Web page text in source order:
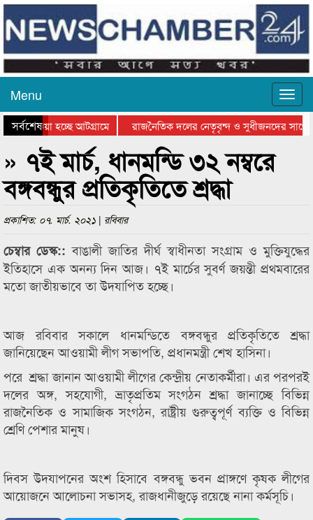
Menu
সর্বশেষ
যাওয়া হচ্ছে আটগ্রামে
রাজনৈতিক দলের নেতৃবৃন্দ ও সুধীজনদের সাথে
পুরস্কার বিতরণ সম্পন্ন
সিলেটে বাংলাদেশ গ্রুপ থিয়েটার
» ৭ই মার্চ, ধানমন্ডি ৩২ নম্বরে
বঙ্গবন্ধুর প্রতিকৃতিতে শ্রদ্ধা
প্রকাশিত: ০৭. মার্চ. ২০২১ | রবিবার
চেম্বার ডেস্ক::বাঙালী জাতির দীর্ঘ স্বাধীনতা সংগ্রাম ও মুক্তিযুদ্ধের
ইতিহাসে এক অনন্য দিন আজ। ৭ই মার্চের সুবর্ণ জয়ন্তী প্রথমবারের
মতো জাতীয়ভাবে তা উদযাপিত হচ্ছে।
আজ রবিবার সকালে ধানমন্ডিতে বঙ্গবন্ধুর প্রতিকৃতিতে শ্রদ্ধা
জানিয়েছেন আওয়ামী লীগ সভাপতি, প্রধানমন্ত্রী শেখ হাসিনা।
পরে শ্রদ্ধা জানান আওয়ামী লীগের কেন্দ্রীয় নেতাকর্মীরা। এর পরপরই
দলের অঙ্গ, সহযোগী, ভ্রাতৃপ্রতিম সংগঠন শ্রদ্ধা জানাচ্ছে বিভিন্ন
রাজনৈতিক ও সামাজিক সংগঠন, রাষ্ট্রীয় গুরুত্বপূর্ণ ব্যক্তি ও বিভিন্ন
শ্রেণি পেশার মানুষ।
দিবস উদযাপনের অংশ হিসাবে বঙ্গবন্ধু ভবন প্রাঙ্গণে কৃষক লীগের
আয়োজনে আলোচনা সভাসহ, রাজধানীজুড়ে রয়েছে নানা কর্মসূচি।